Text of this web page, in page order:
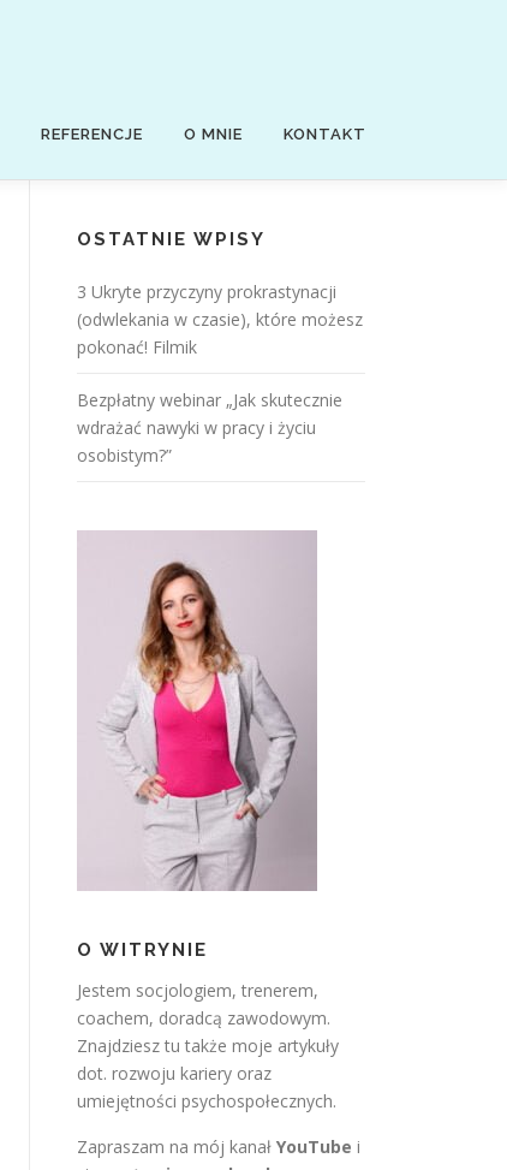
REFERENCJE O MNIE KONTAKT
OSTATNIE WPISY
3 Ukryte przyczyny prokrastynacji
(odwlekania w czasie), które możesz
pokonać! Filmik
Bezpłatny webinar „Jak skutecznie
wdrażać nawyki w pracy i życiu
osobistym?”
O WITRYNIE
Jestem socjologiem, trenerem,
coachem, doradcą zawodowym.
Znajdziesz tu także moje artykuły
dot. rozwoju kariery oraz
umiejętności psychospołecznych.
Zapraszam na mój kanał YouTube i